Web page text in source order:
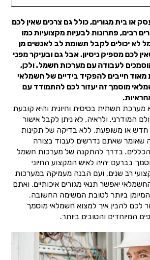
או בית מגורים, כולל גם צרכים שאין לכם
רבים, פתרונות לבעיות מקצועיות כמו
לא יכולים לקבל תשומת לב לאנשים מן
לכם מספיק ניסיון. אבל גם ובעיקר מפני
לעבודה עם מערכות חשמל. ולכן,
מאוד חייבים להפקיד בידיים של חשמלאי
מוסמך זה יעזור לכם להתמודד עם
תשתית בסיסית וחיונית והיא קובעת
המודרני. ולראיה, לא ניתן לקבל אישור
חדש או משופעת, ללא בדיקה של תקינות
שאתם נדרשים לעבוד בצורה
הכללים. בדרך להתקנה של מערכות חשמל
בברעם יהיה לאיש המקצוע החיוני
רב שנים, ועם הבנה מעמיקה במערכות
יאפשר תנאי מגורים איכותיים. ואתם
ביותר לטובת המשימה החשובה.
לכם להבין איך למצוא חשמלאי מוסמך
המיוחדים והטובים ביותר.